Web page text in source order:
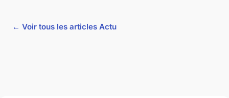
← Voir tous les articles Actu